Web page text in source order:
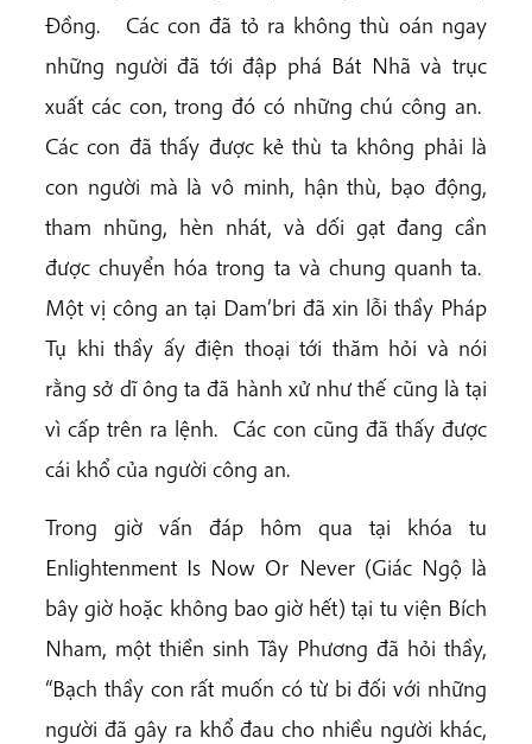
Đồng. Các con đã tỏ ra không thù oán ngay
những người đã tới đập phá Bát Nhã và trục
xuất các con, trong đó có những chú công an.
Các con đã thấy được kẻ thù ta không phải là
con người mà là vô minh, hận thù, bạo động,
tham nhũng, hèn nhát, và dối gạt đang cần
được chuyển hóa trong ta và chung quanh ta.
Một vị công an tại Dam’bri đã xin lỗi thầy Pháp
Tụ khi thầy ấy điện thoại tới thăm hỏi và nói
rằng sở dĩ ông ta đã hành xử như thế cũng là tại
vì cấp trên ra lệnh. Các con cũng đã thấy được
cái khổ của người công an.
Trong giờ vấn đáp hôm qua tại khóa tu
Enlightenment Is Now Or Never (Giác Ngộ là
bây giờ hoặc không bao giờ hết) tại tu viện Bích
Nham, một thiền sinh Tây Phương đã hỏi thầy,
“Bạch thầy con rất muốn có từ bi đối với những
người đã gây ra khổ đau cho nhiều người khác,